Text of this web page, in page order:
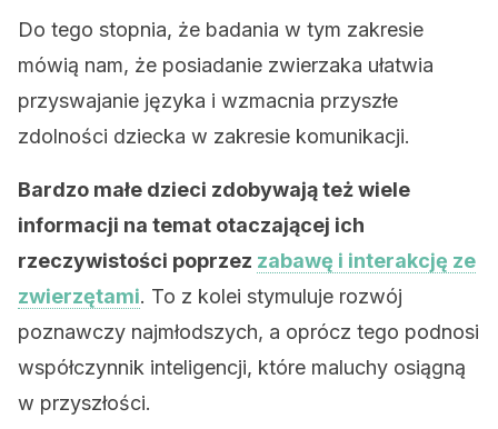
Do tego stopnia, że ​​badania w tym zakresie
mówią nam, że posiadanie zwierzaka ułatwia
przyswajanie języka i wzmacnia przyszłe
zdolności dziecka w zakresie komunikacji.
Bardzo małe dzieci zdobywają też wiele
informacji na temat otaczającej ich
rzeczywistości poprzez zabawę i interakcję ze
zwierzętami. To z kolei stymuluje rozwój
poznawczy najmłodszych, a oprócz tego podnosi
współczynnik inteligencji, które maluchy osiągną
w przyszłości.